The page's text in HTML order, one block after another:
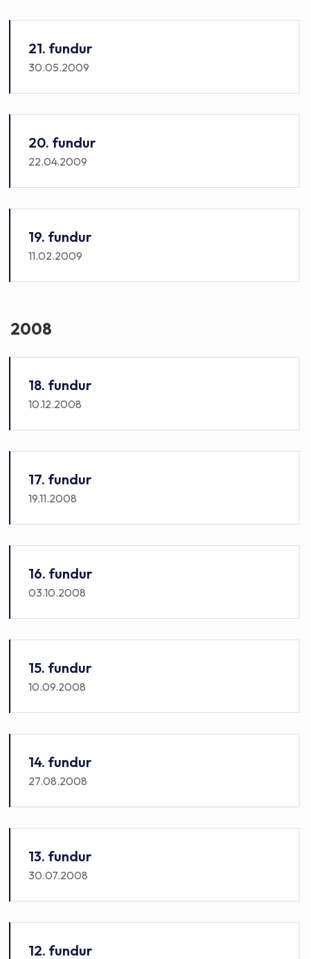
21. fundur
30.05.2009
20. fundur
22.04.2009
19. fundur
11.02.2009
2008
18. fundur
10.12.2008
17. fundur
19.11.2008
16. fundur
03.10.2008
15. fundur
10.09.2008
14. fundur
27.08.2008
13. fundur
30.07.2008
12. fundur